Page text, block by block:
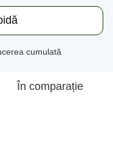
cumulată
În comparație